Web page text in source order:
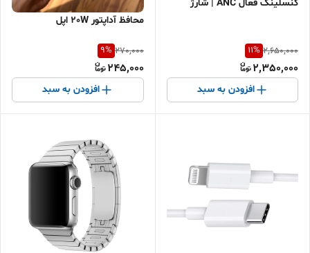
کنسلینگ فعال ANC | شارژ
ارسال سریع
2,650,000
11%
2,350,000
افزودن به سبد
محافظ آداپتور 20W اپل
270,000
9%
245,000
افزودن به سبد